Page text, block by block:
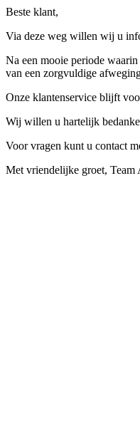
Beste klant,
Via deze weg willen wij u
Na een mooie periode
van een zorgvuldige
Onze klantenservice blijft
Wij willen u hartelijk
Voor vragen kunt u contact
Met vriendelijke groet, Team